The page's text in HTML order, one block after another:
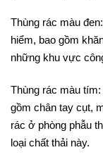
Thùng rác màu
hiểm, bao gồm
những khu vực
Thùng rác màu
gồm chân tay cụt,
rác ở phòng phẫu
loại chất thải này.